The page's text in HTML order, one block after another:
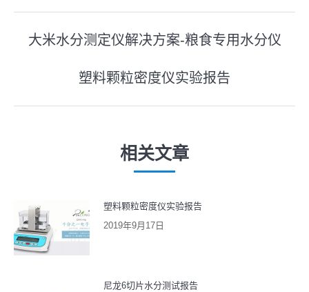
上
一
篇
文
大米水分测定仪解决方案-粮食专用水分仪
下
一
文
章：
塑料颗粒密度仪实验报告
相关文章
塑料颗粒密度仪实验报告
2019年9月17日
尼龙6切片水分测试报告